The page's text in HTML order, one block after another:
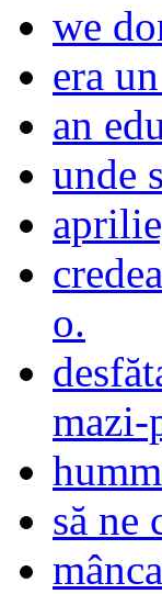
we
era
an
unde
o.
mazi-
să ne